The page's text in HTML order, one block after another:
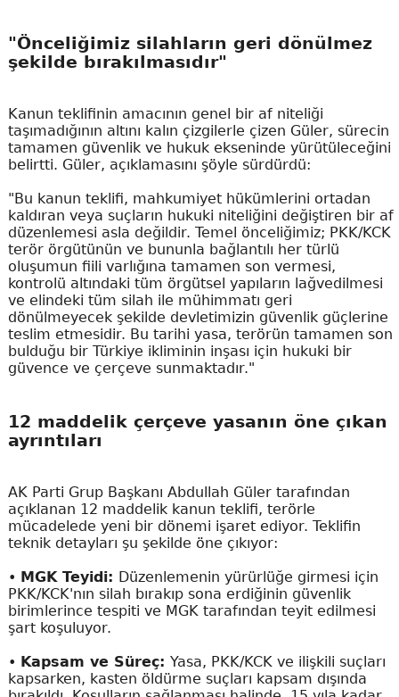
"Önceliğimiz silahların geri dönülmez
şekilde bırakılmasıdır"
Kanun teklifinin amacının genel bir af niteliği
taşımadığının altını kalın çizgilerle çizen Güler, sürecin
tamamen güvenlik ve hukuk ekseninde yürütüleceğini
belirtti. Güler, açıklamasını şöyle sürdürdü:
"Bu kanun teklifi, mahkumiyet hükümlerini ortadan
kaldıran veya suçların hukuki niteliğini değiştiren bir af
düzenlemesi asla değildir. Temel önceliğimiz; PKK/KCK
terör örgütünün ve bununla bağlantılı her türlü
oluşumun fiili varlığına tamamen son vermesi,
kontrolü altındaki tüm örgütsel yapıların lağvedilmesi
ve elindeki tüm silah ile mühimmatı geri
dönülmeyecek şekilde devletimizin güvenlik güçlerine
teslim etmesidir. Bu tarihi yasa, terörün tamamen son
bulduğu bir Türkiye ikliminin inşası için hukuki bir
güvence ve çerçeve sunmaktadır."
12 maddelik çerçeve yasanın öne çıkan
ayrıntıları
AK Parti Grup Başkanı Abdullah Güler tarafından
açıklanan 12 maddelik kanun teklifi, terörle
mücadelede yeni bir dönemi işaret ediyor. Teklifin
teknik detayları şu şekilde öne çıkıyor:
• MGK Teyidi: Düzenlemenin yürürlüğe girmesi için
PKK/KCK'nın silah bırakıp sona erdiğinin güvenlik
birimlerince tespiti ve MGK tarafından teyit edilmesi
şart koşuluyor.
• Kapsam ve Süreç: Yasa, PKK/KCK ve ilişkili suçları
kapsarken, kasten öldürme suçları kapsam dışında